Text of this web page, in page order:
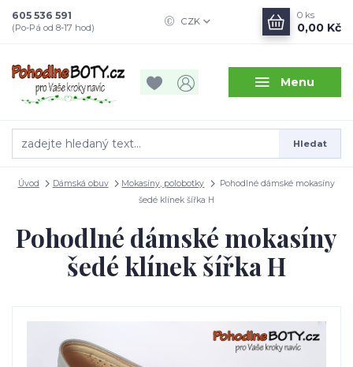
Menu
CZK
Hledat
605 536 591
(Po-Pá od 8-17 hod)
0 ks
0,00 Kč
Úvod Dámská obuv Mokasíny, polobotky
Pohodlné dámské mokasíny
šedé klínek šířka H
Pohodlné dámské mokasíny
šedé klínek šířka H